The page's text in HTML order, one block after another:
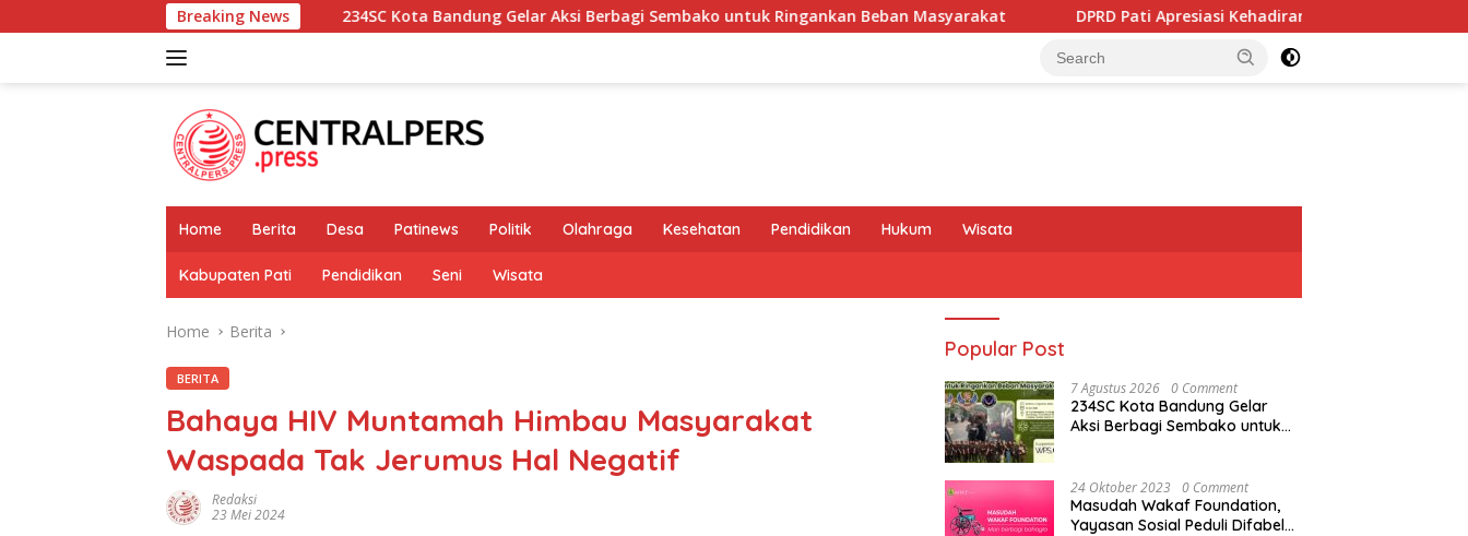
to
Breaking News
234SC Kota Bandung Gelar Aksi Berbagi Sembako untuk Ringankan Beban Masyarakat DPRD Pati Apresiasi Kehadiran dan Partisipasi PIN RI Dalam Memberikan
Home Berita Desa Patinews Politik Olahraga Kesehatan Pendidikan Hukum Wisata
Kabupaten Pati Pendidikan Seni Wisata
Home Berita
BERITA
Bahaya HIV Muntamah Himbau Masyarakat
Waspada Tak Jerumus Hal Negatif
Redaksi
23 Mei 2024
Popular Post
7 Agustus 2026 0 Comment
234SC Kota Bandung Gelar
Aksi Berbagi Sembako untuk
24 Oktober 2023 0 Comment
Masudah Wakaf Foundation,
Yayasan Sosial Peduli Difabel